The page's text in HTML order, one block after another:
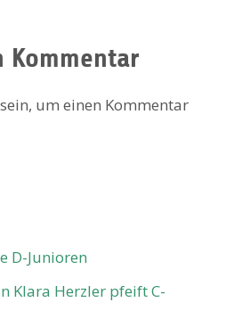
Kommentar
sein, um einen Kommentar
D-Junioren
Klara Herzler pfeift C-